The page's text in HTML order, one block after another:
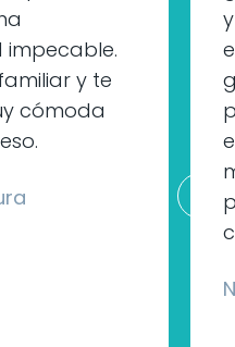
impecable.
y te
cómoda